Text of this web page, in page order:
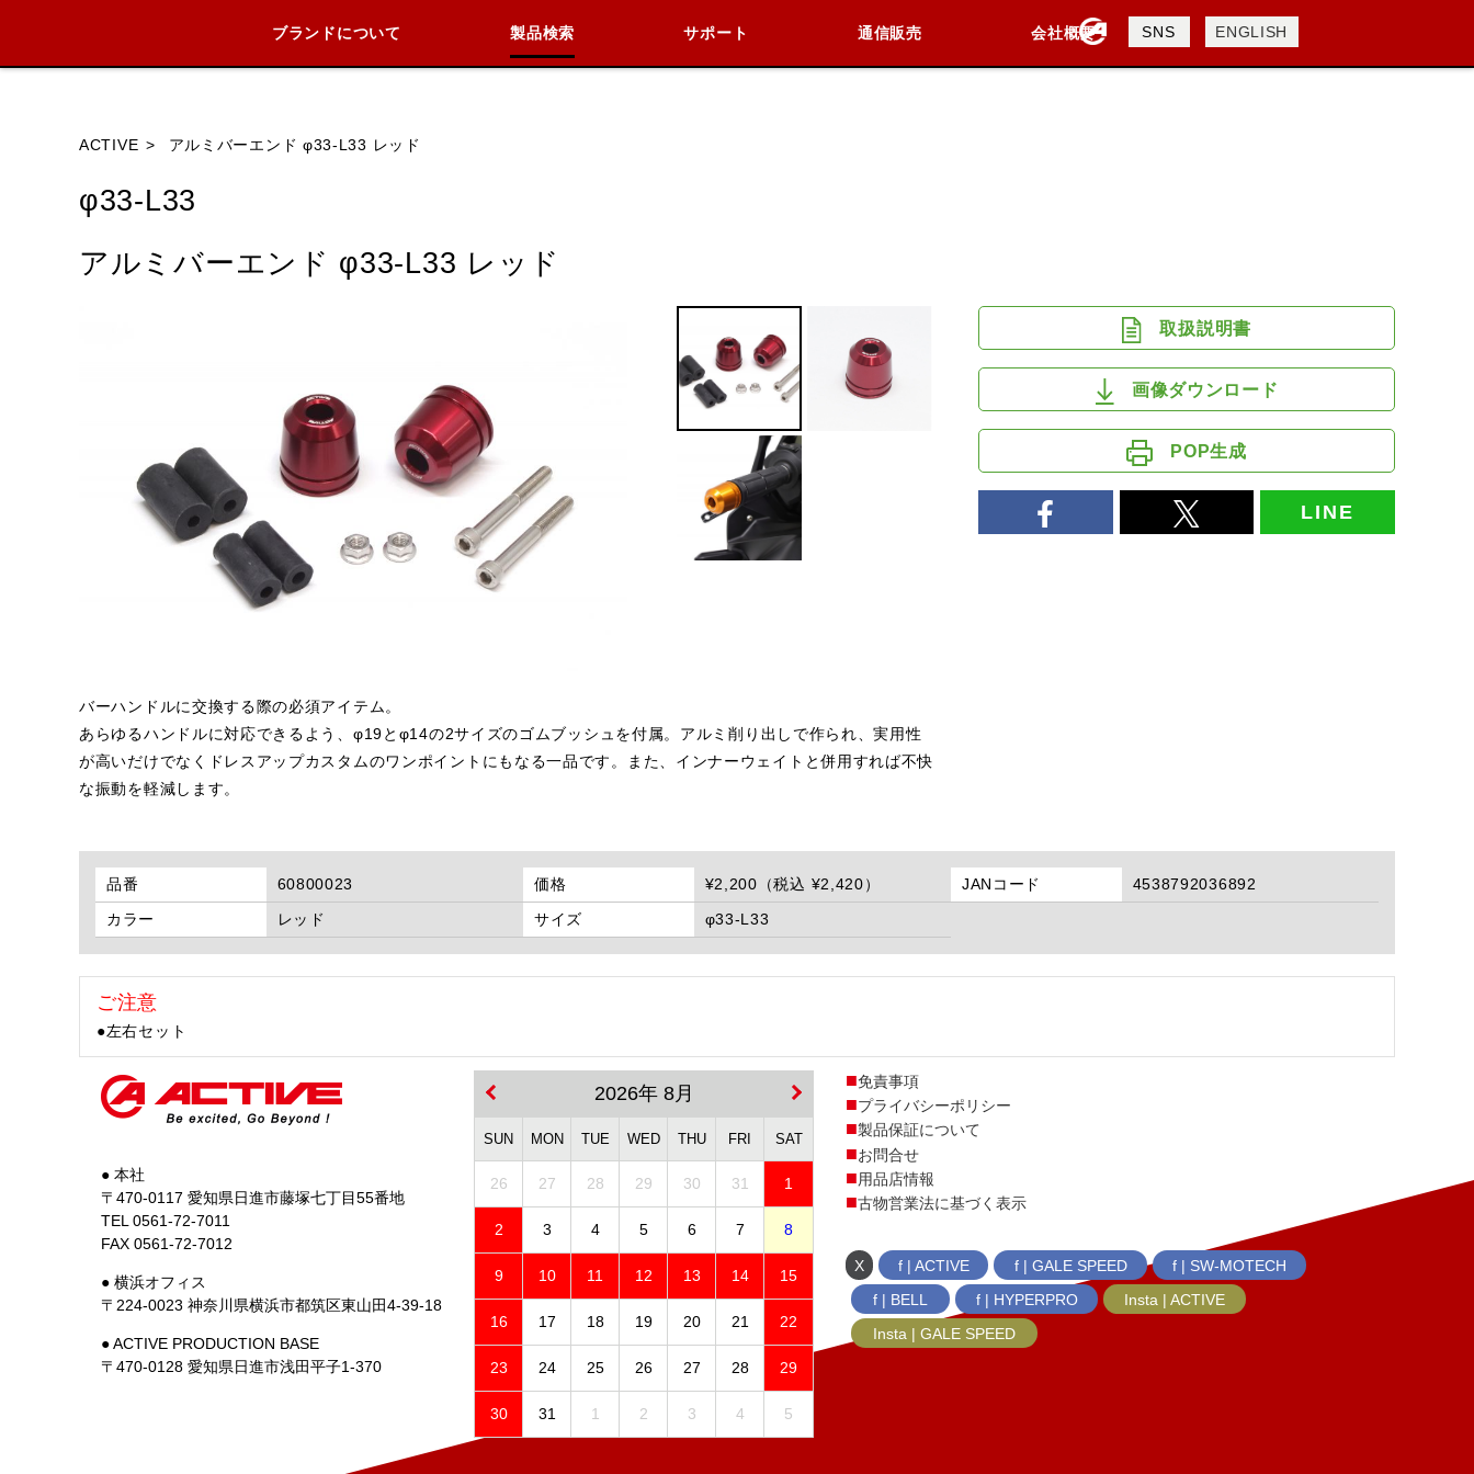
ブランドについて 製品検索 サポート 通信販売 会社概要
会社概要
採用情報
SNS ENGLISH
閉じる
ACTIVE アルミバーエンド φ33-L33 レッド
φ33-L33
アルミバーエンド φ33-L33 レッド
バーハンドルに交換する際の必須アイテム。
あらゆるハンドルに対応できるよう、φ19とφ14の2サイズのゴムブッシュを付属。アルミ削り出しで作られ、実用性
が高いだけでなくドレスアップカスタムのワンポイントにもなる一品です。また、インナーウェイトと併用すれば不快
な振動を軽減します。
取扱説明書
画像ダウンロード
POP生成
LINE
品番 60800023 価格 ¥2,200（税込 ¥2,420） JANコード
4538792036892
カラー
レッド サイズ φ33-L33
ご注意
●左右セット
● 本社
〒470-0117 愛知県日進市藤塚七丁目55番地
TEL 0561-72-7011
FAX 0561-72-7012
● 横浜オフィス
〒224-0023 神奈川県横浜市都筑区東山田4-39-18
● ACTIVE PRODUCTION BASE
〒470-0128 愛知県日進市浅田平子1-370
2026年 8月
SUN MON TUE WED THU FRI SAT
26 27 28 29 30 31 1
2 3 4 5 6 7 8
9 10 11 12 13 14 15
16 17 18 19 20 21 22
23 24 25 26 27 28 29
30 31 1 2 3 4 5
免責事項
プライバシーポリシー
製品保証について
お問合せ
用品店情報
古物営業法に基づく表示
X f | ACTIVE f | GALE SPEED
f | SW-MOTECH
f | BELL
f | HYPERPRO
Insta | ACTIVE
Insta | GALE SPEED